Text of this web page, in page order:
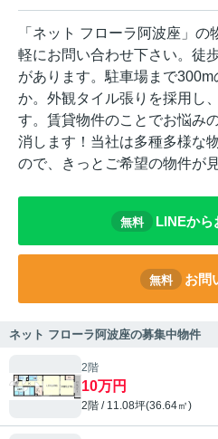
「ネット フローラ阿波座」
軽にお問い合わせ下さい。徒
があります。駐車場まで300m
か。外観タイル張りを採用し
す。賃貸物件のことでお悩み
消します！当社は多種多様な
ので、きっとご希望の物件が
無料 LINEから
無料 お問
ネット フローラ阿波座の募集中物件
2階
10万円
2階 / 11.08坪(36.64㎡)